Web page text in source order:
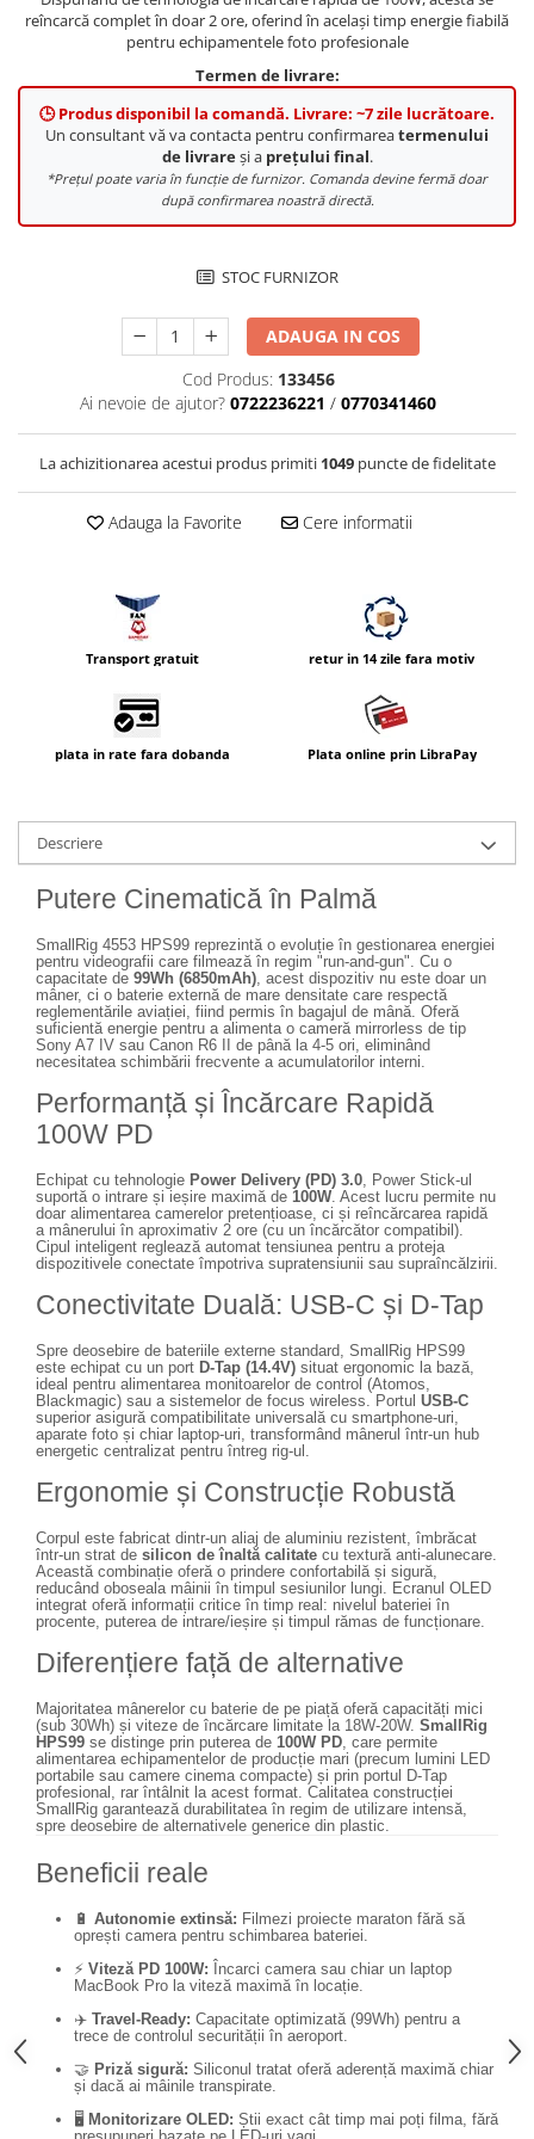
Compatibil Sony
Blitz-uri circulare (Macro)
Adaptoare stativ port umbrela si
blitz TTL
Comander TTL
Cabluri TTL
Cabluri si Patine Sincron
Bounce-uri, Softbox-uri
Bracket-uri si suporti
Huse protectie blitz extern
Accesorii Aparate Digitale
Cititoare carduri
Huse protectie card memorie
Telecomenzi
LCD protectie
Acumulatori si baterii
Acumulatori Foto
Acumulatori AA/AAA (R6/R3)) si
incarcatoare
Baterii
Incarcatoare acumulatori Foto-
Video
Huse protectie acumulatori foto
Tablete grafice
Adaptoare pentru convertoare sau
filtre
Cabluri
Carcase de tip Cage, pentru
integrare in sisteme video
Curatare Senzor
Microfoane / Reportofoane
Nivela patina
Ocular
Transmitator de fisiere fara fir
Accesorii diverse
Genti, Rucsacuri, Troller foto
Genti foto
Genti Holster TopLoader
Genti, Troller Video
Rucsacuri Foto
Only One Shoulder - SlingShot
Tocuri si huse protectie aparate
Curele Aparat - Umar
Genti Laptop si iPad
Hand Strap / Grip
Accesorii genti si trollere
Solid-State Drive (SSD)
Video / Camere si accesorii
Camere video profesionale
reîncarcă complet în doar 2 ore, oferind în același timp energie fiabilă
pentru echipamentele foto profesionale
Termen de livrare:
🕒 Produs disponibil la comandă. Livrare: ~7 zile lucrătoare.
Un consultant vă va contacta pentru confirmareatermenului
de livrareși a prețului final.
*Prețul poate varia în funcție de furnizor. Comanda devine fermă doar
după confirmarea noastră directă.
STOC FURNIZOR
ADAUGA IN COS
Cod Produs: 133456
Ai nevoie de ajutor? 0722236221 / 0770341460
La achizitionarea acestui produs primiti 1049puncte de fidelitate
Adauga la Favorite Cere informatii
Transport gratuit retur in 14 zile fara motiv
plata in rate fara dobanda Plata online prin LibraPay
Descriere
Putere Cinematică în Palmă
SmallRig 4553 HPS99 reprezintă o evoluție în gestionarea energiei
pentru videografii care filmează în regim "run-and-gun". Cu o
capacitate de 99Wh (6850mAh), acest dispozitiv nu este doar un
mâner, ci o baterie externă de mare densitate care respectă
reglementările aviației, fiind permis în bagajul de mână. Oferă
suficientă energie pentru a alimenta o cameră mirrorless de tip
Sony A7 IV sau Canon R6 II de până la 4-5 ori, eliminând
necesitatea schimbării frecvente a acumulatorilor interni.
Performanță și Încărcare Rapidă
100W PD
Echipat cu tehnologie Power Delivery (PD) 3.0, Power Stick-ul
suportă o intrare și ieșire maximă de 100W. Acest lucru permite nu
doar alimentarea camerelor pretențioase, ci și reîncărcarea rapidă
a mânerului în aproximativ 2 ore (cu un încărcător compatibil).
Cipul inteligent reglează automat tensiunea pentru a proteja
dispozitivele conectate împotriva supratensiunii sau supraîncălzirii.
Conectivitate Duală: USB-C și D-Tap
Spre deosebire de bateriile externe standard, SmallRig HPS99
este echipat cu un port D-Tap (14.4V) situat ergonomic la bază,
ideal pentru alimentarea monitoarelor de control (Atomos,
Blackmagic) sau a sistemelor de focus wireless. Portul USB-C
superior asigură compatibilitate universală cu smartphone-uri,
aparate foto și chiar laptop-uri, transformând mânerul într-un hub
energetic centralizat pentru întreg rig-ul.
Ergonomie și Construcție Robustă
Corpul este fabricat dintr-un aliaj de aluminiu rezistent, îmbrăcat
într-un strat de silicon de înaltă calitate cu textură anti-alunecare.
Această combinație oferă o prindere confortabilă și sigură,
reducând oboseala mâinii în timpul sesiunilor lungi. Ecranul OLED
integrat oferă informații critice în timp real: nivelul bateriei în
procente, puterea de intrare/ieșire și timpul rămas de funcționare.
Diferențiere față de alternative
Majoritatea mânerelor cu baterie de pe piață oferă capacități mici
(sub 30Wh) și viteze de încărcare limitate la 18W-20W. SmallRig
HPS99 se distinge prin puterea de 100W PD, care permite
alimentarea echipamentelor de producție mari (precum lumini LED
portabile sau camere cinema compacte) și prin portul D-Tap
profesional, rar întâlnit la acest format. Calitatea construcției
SmallRig garantează durabilitatea în regim de utilizare intensă,
spre deosebire de alternativele generice din plastic.
Beneficii reale
🔋 Autonomie extinsă: Filmezi proiecte maraton fără să
oprești camera pentru schimbarea bateriei.
⚡ Viteză PD 100W: Încarci camera sau chiar un laptop
MacBook Pro la viteză maximă în locație.
✈️ Travel-Ready: Capacitate optimizată (99Wh) pentru a
trece de controlul securității în aeroport.
🤝 Priză sigură: Siliconul tratat oferă aderență maximă chiar
și dacă ai mâinile transpirate.
🖥️ Monitorizare OLED: Știi exact cât timp mai poți filma, fără